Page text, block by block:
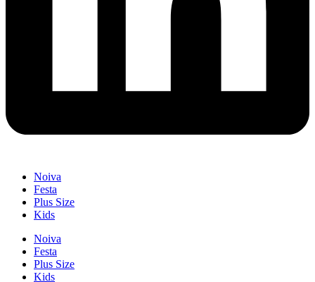
Noiva
Festa
Plus Size
Kids
Noiva
Festa
Plus Size
Kids